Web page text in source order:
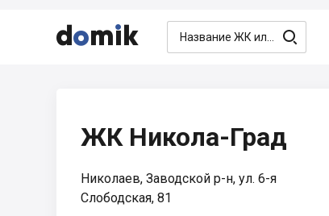


 
ЖК Никола-Град
Николаев, Заводской р-н, ул. 6-я
Слободская, 81